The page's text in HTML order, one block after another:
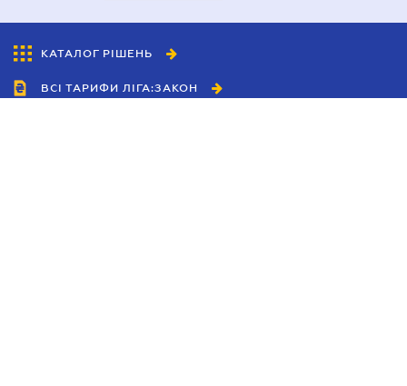
КАТАЛОГ РІШЕНЬ
ВСІ ТАРИФИ ЛІГА:ЗАКОН